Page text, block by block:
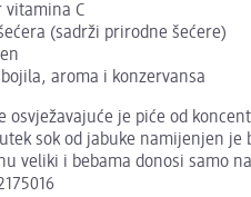
vitamina C
(sadrži prirodne šećere)
aroma i konzervansa
osvježavajuće je piće od
sok od jabuke namijenjen
veliki i bebama donosi samo